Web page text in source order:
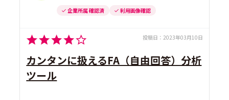
企業所属 確認済 利用画像確認
投稿日： 2023年03月10日
カンタンに扱えるFA（自由回答）分析
ツール